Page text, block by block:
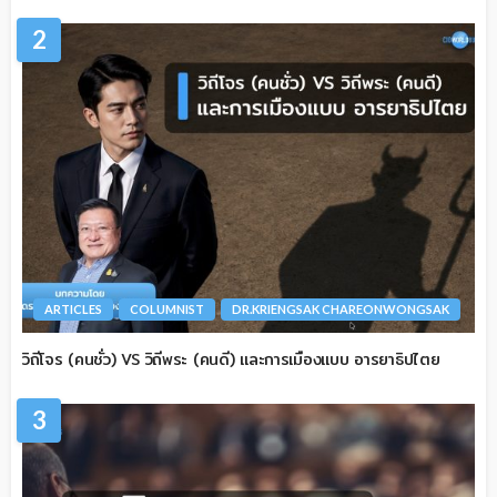
2
ARTICLES COLUMNIST DR.KRIENGSAK CHAREONWONGSAK
วิถีโจร (คนชั่ว) VS วิถีพระ (คนดี) และการเมืองแบบ อารยาธิปไตย
3